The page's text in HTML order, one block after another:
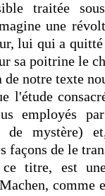
traitée
une
lui qui a
sa poitrine le
de notre texte
l'étude
employés
de mystère)
façons de le
titre, est
comme